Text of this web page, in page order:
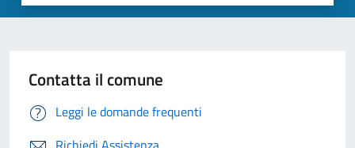
Contatta il comune
Leggi le domande frequenti